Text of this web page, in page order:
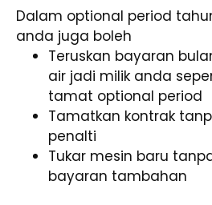
Dalam optional period
anda juga boleh
Teruskan bayaran
air jadi milik anda
tamat optional period
Tamatkan kontrak
penalti
Tukar mesin baru
bayaran tambahan